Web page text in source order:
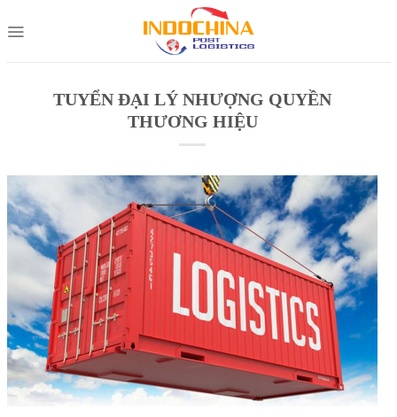
to
TUYỂN ĐẠI LÝ NHƯỢNG QUYỀN
THƯƠNG HIỆU